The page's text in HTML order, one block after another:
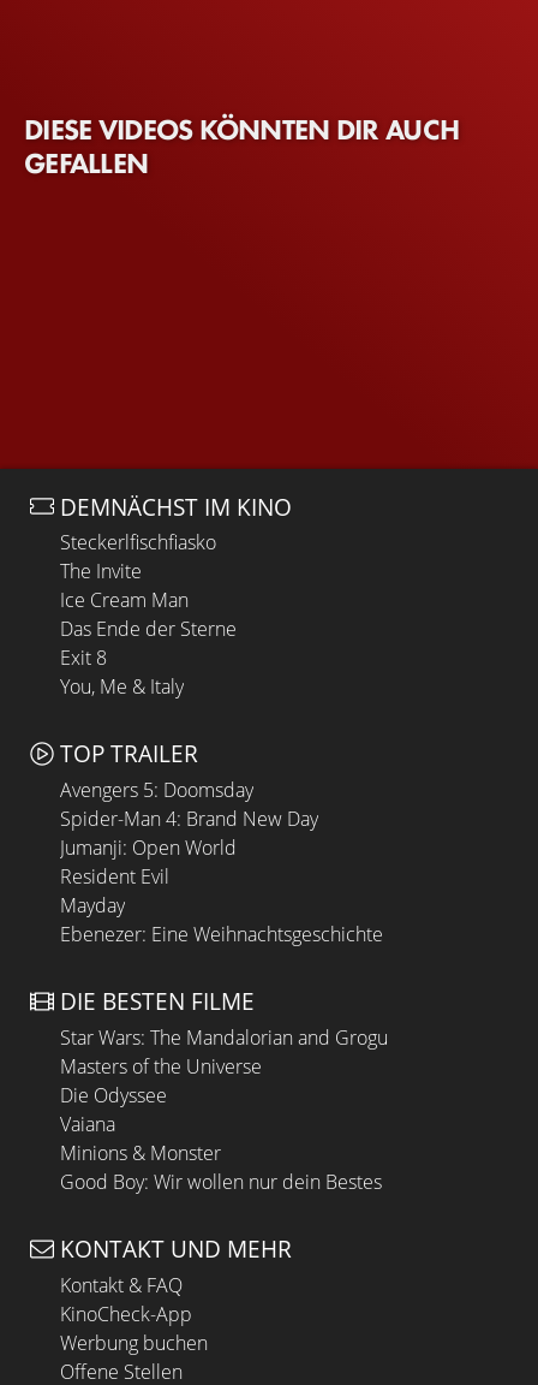
DIESE VIDEOS KÖNNTEN DIR AUCH
GEFALLEN
DEMNÄCHST IM KINO
Steckerlfischfiasko
The Invite
Ice Cream Man
Das Ende der Sterne
Exit 8
You, Me & Italy
TOP TRAILER
Avengers 5: Doomsday
Spider-Man 4: Brand New Day
Jumanji: Open World
Resident Evil
Mayday
Ebenezer: Eine Weihnachtsgeschichte
DIE BESTEN FILME
Star Wars: The Mandalorian and Grogu
Masters of the Universe
Die Odyssee
Vaiana
Minions & Monster
Good Boy: Wir wollen nur dein Bestes
KONTAKT UND MEHR
Kontakt & FAQ
KinoCheck-App
Werbung buchen
Offene Stellen